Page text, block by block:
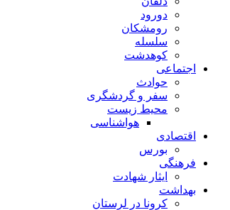
دورود
رومشکان
سلسله
کوهدشت
اجتماعی
حوادث
سفر و گردشگری
محیط زیست
هواشناسی
اقتصادی
بورس
فرهنگی
ایثار شهادت
بهداشت
کرونا در لرستان